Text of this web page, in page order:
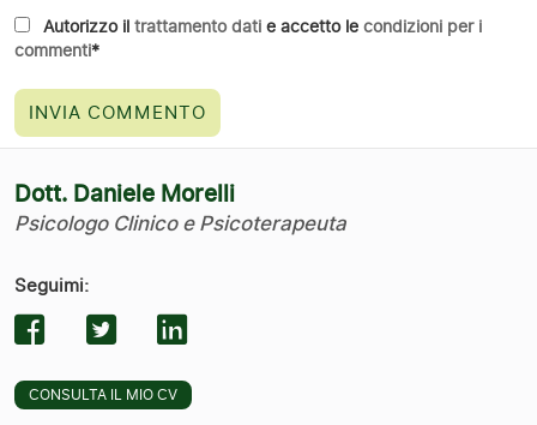
Autorizzo iltrattamento dati e accetto lecondizioni per i
commenti*
Dott. Daniele Morelli
Psicologo Clinico e Psicoterapeuta
Seguimi:
CONSULTA IL MIO CV